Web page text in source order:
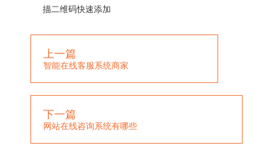
描二维码快速添加
上一篇
智能在线客服系统商家
下一篇
网站在线咨询系统有哪些